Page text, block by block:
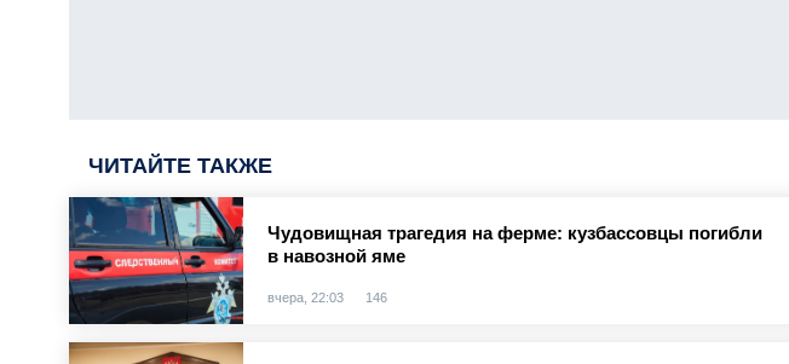
ЧИТАЙТЕ ТАКЖЕ
Чудовищная трагедия на ферме: кузбассовцы погибли
в навозной яме
вчера, 22:03 146